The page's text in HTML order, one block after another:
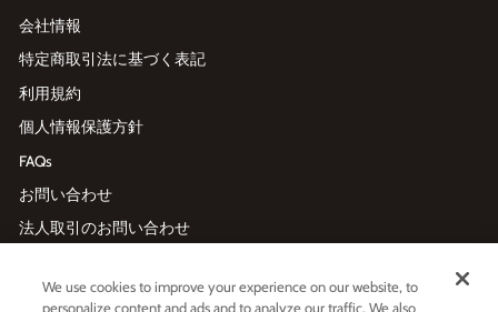
会社情報
特定商取引法に基づく表記
利用規約
個人情報保護方針
FAQs
お問い合わせ
法人取引のお問い合わせ
メールマガジン登録
We use cookies to improve your experience on our website, to
personalize content and ads and to analyze our traffic. We also